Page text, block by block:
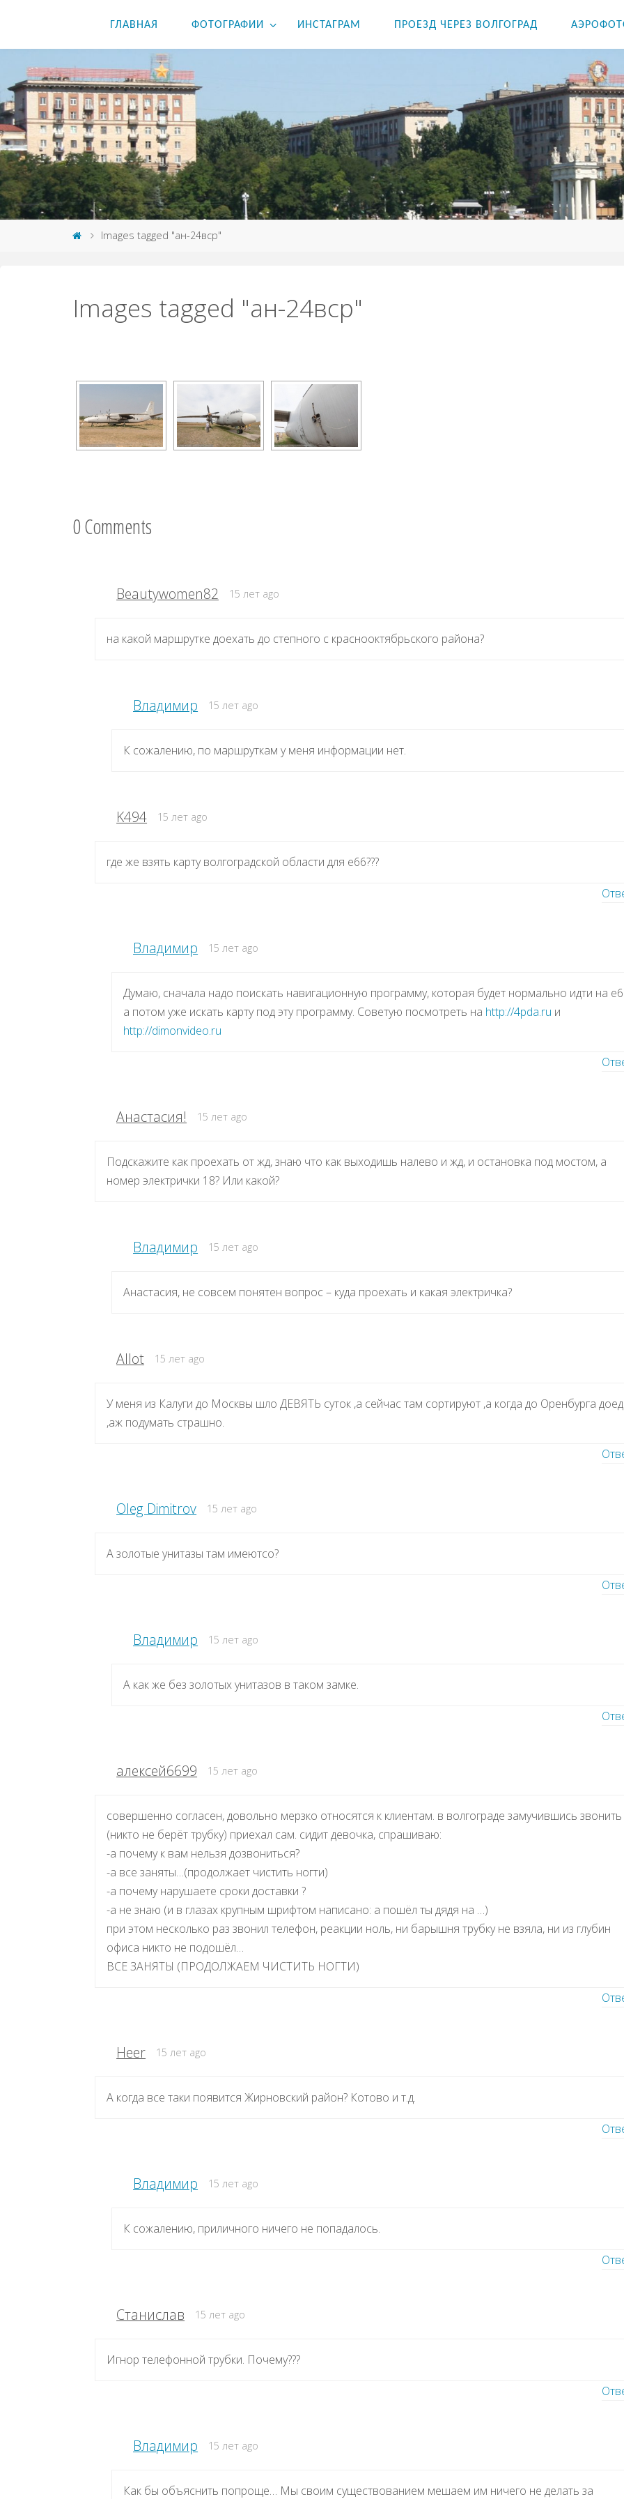
ГЛАВНАЯ ФОТОГРАФИИ ИНСТАГРАМ ПРОЕЗД ЧЕРЕЗ ВОЛГОГРАД
Images tagged "ан-24вср"
Images tagged "ан-24вср"
0 Comments
Beautywomen82 15 лет ago
на какой маршрутке доехать до степного с краснооктябрьского района?
Владимир 15 лет ago
К сожалению, по маршруткам у меня информации нет.
K494 15 лет ago
где же взять карту волгоградской области для е66???
Владимир 15 лет ago
Думаю, сначала надо поискать навигационную программу, которая будет нормально идти на
а потом уже искать карту под эту программу. Советую посмотреть на http://4pda.ru и
http://dimonvideo.ru
Анастасия! 15 лет ago
Подскажите как проехать от жд, знаю что как выходишь налево и жд, и остановка под мостом, а
номер электрички 18? Или какой?
Владимир 15 лет ago
Анастасия, не совсем понятен вопрос – куда проехать и какая электричка?
Allot 15 лет ago
У меня из Калуги до Москвы шло ДЕВЯТЬ суток ,а сейчас там сортируют ,а когда до Оренбурга
,аж подумать страшно.
Oleg Dimitrov 15 лет ago
А золотые унитазы там имеютсо?
Владимир 15 лет ago
А как же без золотых унитазов в таком замке.
алексей6699 15 лет ago
совершенно согласен, довольно мерзко относятся к клиентам. в волгограде замучившись звонить
(никто не берёт трубку) приехал сам. сидит девочка, спрашиваю:
-а почему к вам нельзя дозвониться?
-а все заняты…(продолжает чистить ногти)
-а почему нарушаете сроки доставки ?
-а не знаю (и в глазах крупным шрифтом написано: а пошёл ты дядя на …)
при этом несколько раз звонил телефон, реакции ноль, ни барышня трубку не взяла, ни из глубин
офиса никто не подошёл…
ВСЕ ЗАНЯТЫ (ПРОДОЛЖАЕМ ЧИСТИТЬ НОГТИ)
Heer 15 лет ago
А когда все таки появится Жирновский район? Котово и т.д.
Владимир 15 лет ago
К сожалению, приличного ничего не попадалось.
Станислав 15 лет ago
Игнор телефонной трубки. Почему???
Владимир 15 лет ago
Как бы объяснить попроще… Мы своим существованием мешаем им ничего не делать за